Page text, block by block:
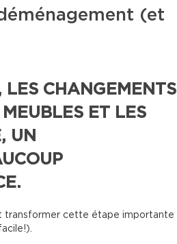
(et
LES CHANGEMENTS
MEUBLES ET LES
UN
transformer cette étape importante